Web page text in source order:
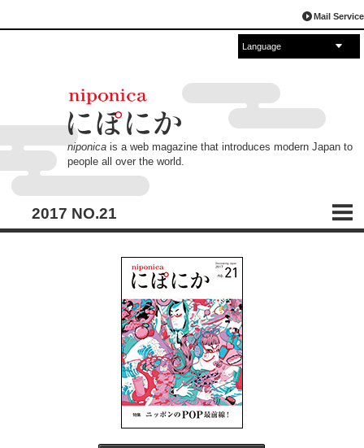
Mail Service
Language
中文
русский
العربية
niponica is a web magazine that introduces modern Japan to
people all over the world.
2017 NO.21
ポップ POP ぽっぷ
ジャパニーズポップと出会う場所
A New Style for JAPAN POP Artists
コスプレは世界の共通言語
世界のパフォーマーが名古屋に集結
Pop Culture Technology NEWS